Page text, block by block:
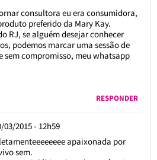
consultora eu era consumidora,
preferido da Mary Kay.
RJ, se alguém desejar conhecer
podemos marcar uma sessão de
sem compromisso, meu whatsapp
RESPONDER
03/2015 - 12h59
apaixonada por
sem.